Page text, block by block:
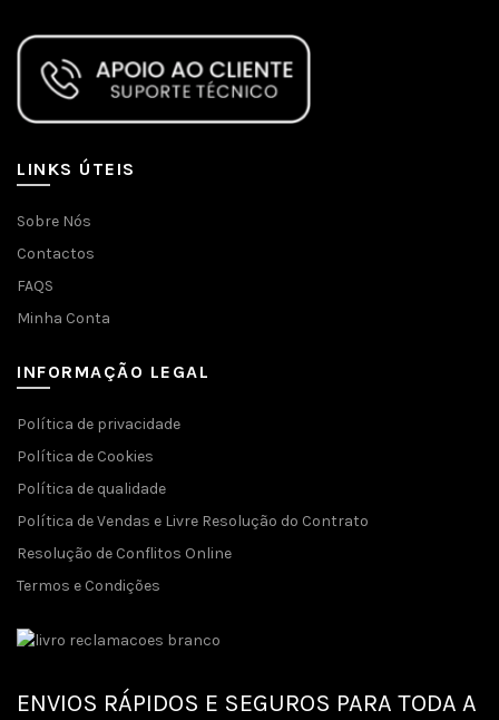
LINKS ÚTEIS
Sobre Nós
Contactos
FAQS
Minha Conta
INFORMAÇÃO LEGAL
Política de privacidade
Política de Cookies
Política de qualidade
Política de Vendas e Livre Resolução do Contrato
Resolução de Conflitos Online
Termos e Condições
ENVIOS RÁPIDOS E SEGUROS PARA TODA A